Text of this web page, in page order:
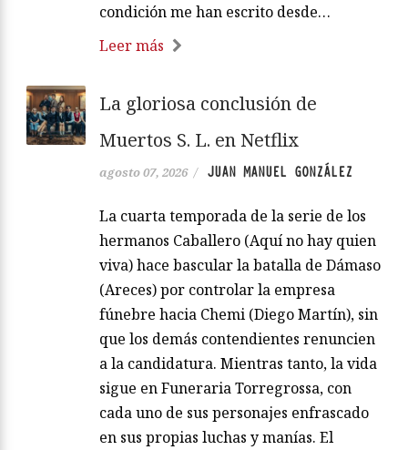
condición me han escrito desde…
Leer más
La gloriosa conclusión de
Muertos S. L. en Netflix
agosto 07, 2026 / JUAN MANUEL GONZÁLEZ
La cuarta temporada de la serie de los
hermanos Caballero (Aquí no hay quien
viva) hace bascular la batalla de Dámaso
(Areces) por controlar la empresa
fúnebre hacia Chemi (Diego Martín), sin
que los demás contendientes renuncien
a la candidatura. Mientras tanto, la vida
sigue en Funeraria Torregrossa, con
cada uno de sus personajes enfrascado
en sus propias luchas y manías. El